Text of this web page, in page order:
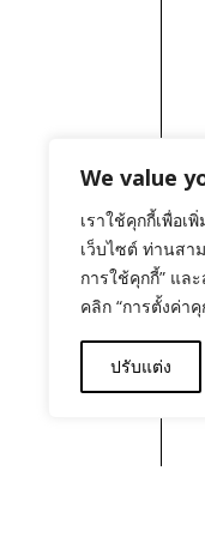
We value
เราใช้คุกกี้เพื่อ
เว็บไซต์ ท่านสา
การใช้คุกกี้” แล
คลิก “การตั้งค่าคุ
ปรับแต่ง